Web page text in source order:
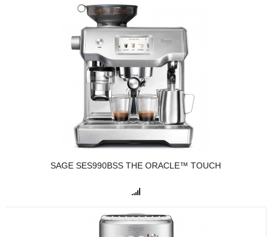
SAGE SES990BSS THE ORACLE™ TOUCH